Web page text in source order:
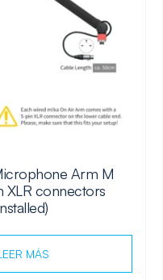
Arm M
XLR connectors
MÁS